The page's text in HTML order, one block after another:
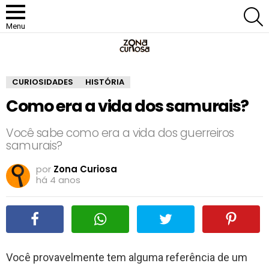
Menu
CURIOSIDADES HISTÓRIA
Como era a vida dos samurais?
Você sabe como era a vida dos guerreiros
samurais?
por Zona Curiosa
há 4 anos
Você provavelmente tem alguma referência de um